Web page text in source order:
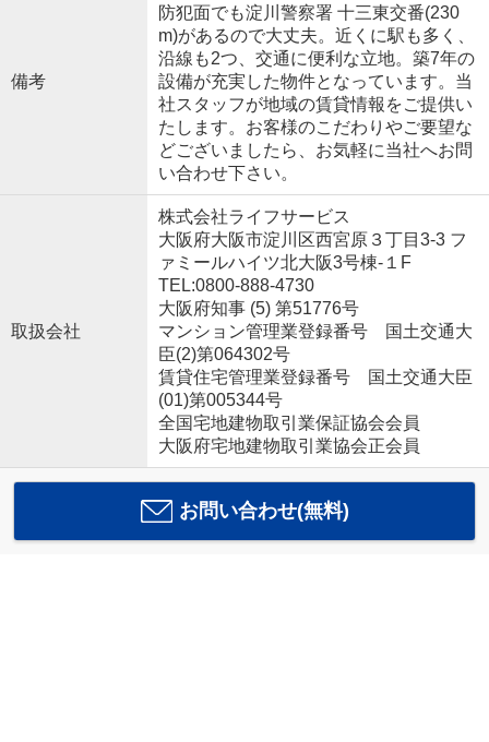
備考
防犯面でも淀川警察署 十三東交番(230
m)があるので大丈夫。近くに駅も多く、
沿線も2つ、交通に便利な立地。築7年の
設備が充実した物件となっています。当
社スタッフが地域の賃貸情報をご提供い
たします。お客様のこだわりやご要望な
どございましたら、お気軽に当社へお問
い合わせ下さい。
取扱会社
株式会社ライフサービス
大阪府大阪市淀川区西宮原３丁目3-3 フ
ァミールハイツ北大阪3号棟-１F
TEL:0800-888-4730
大阪府知事 (5) 第51776号
マンション管理業登録番号 国土交通大
臣(2)第064302号
賃貸住宅管理業登録番号 国土交通大臣
(01)第005344号
全国宅地建物取引業保証協会会員
大阪府宅地建物取引業協会正会員
お問い合わせ(無料)